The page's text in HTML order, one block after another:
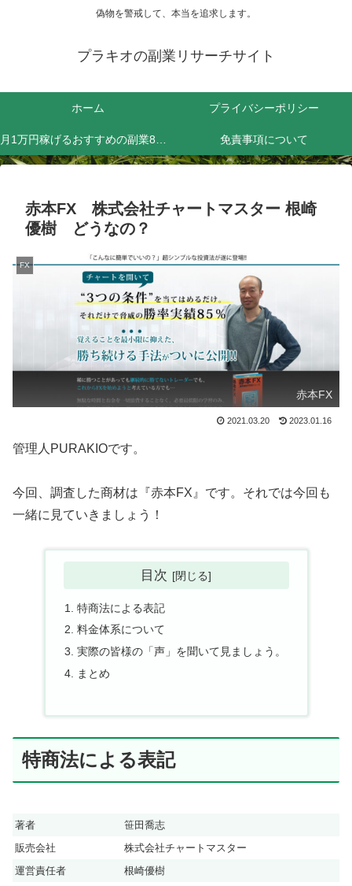
偽物を警戒して、本当を追求します。
プラキオの副業リサーチサイト
ホーム プライバシーポリシー
月1万円稼げるおすすめの副業8選！効率よく稼ぐためにやるべきことは？ 免責事項について
赤本FX 株式会社チャートマスター 根崎
優樹 どうなの？
FX
赤本FX
2021.03.20 2023.01.16
管理人PURAKIOです。
今回、調査した商材は『赤本FX』です。それでは今回も
一緒に見ていきましょう！
目次
特商法による表記
料金体系について
実際の皆様の「声」を聞いて見ましょう。
まとめ
特商法による表記
著者
笹田喬志
販売会社
株式会社チャートマスター
運営責任者
根崎優樹